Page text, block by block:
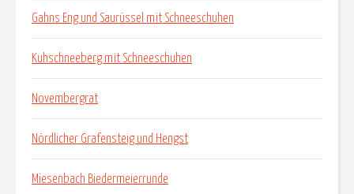
Gahns Eng und Saurüssel mit Schneeschuhen
Kuhschneeberg mit Schneeschuhen
Novembergrat
Nördlicher Grafensteig und Hengst
Miesenbach Biedermeierrunde